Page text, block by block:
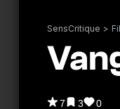
SensCritique >
7 3 0